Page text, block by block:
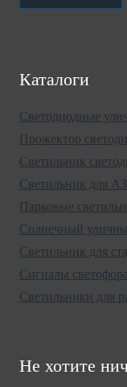
Каталоги
Светодиодные
Прожектор
Светильник
Светильник для
Парковые
Солнечный
Светильник для
Сигналы светофора
Светильники для
Не хотите